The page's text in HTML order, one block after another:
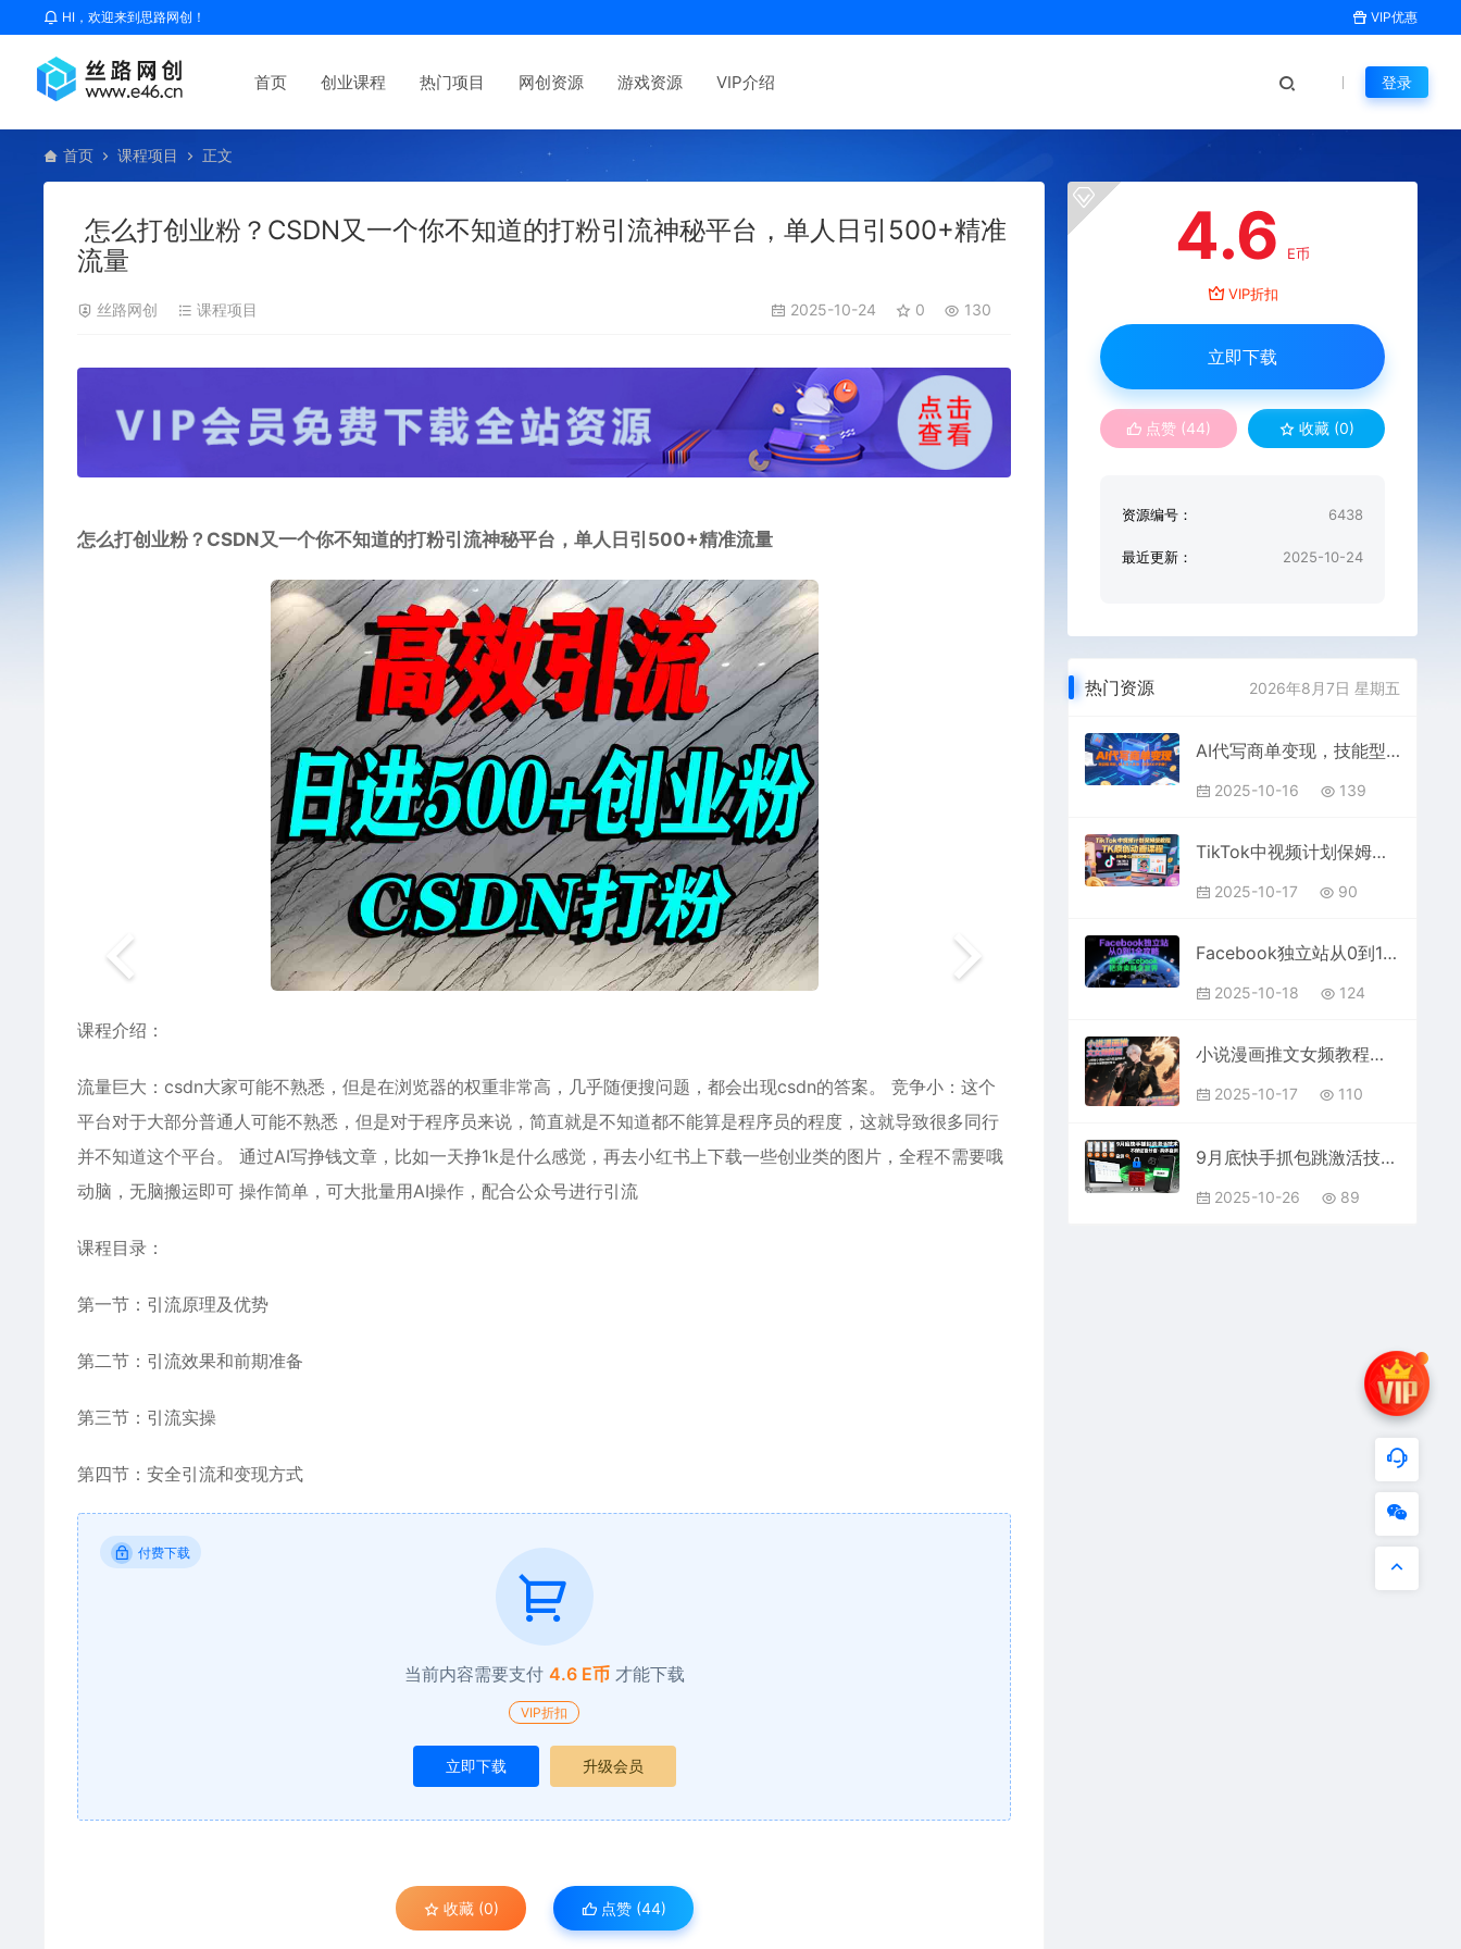
HI，欢迎来到思路网创！ VIP优惠
首页 创业课程 热门项目 网创资源 游戏资源 VIP介绍 登录
首页 课程项目 正文
怎么打创业粉？CSDN又一个你不知道的打粉引流神秘平台，单人日引500+精准
流量
丝路网创 课程项目 2025-10-24 0 130
怎么打创业粉？CSDN又一个你不知道的打粉引流神秘平台，单人日引500+精准流量
课程介绍：
流量巨大：csdn大家可能不熟悉，但是在浏览器的权重非常高，几乎随便搜问题，都会出现csdn的答案。 竞争小：这个
平台对于大部分普通人可能不熟悉，但是对于程序员来说，简直就是不知道都不能算是程序员的程度，这就导致很多同行
并不知道这个平台。 通过AI写挣钱文章，比如一天挣1k是什么感觉，再去小红书上下载一些创业类的图片，全程不需要哦
动脑，无脑搬运即可 操作简单，可大批量用AI操作，配合公众号进行引流
课程目录：
第一节：引流原理及优势
第二节：引流效果和前期准备
第三节：引流实操
第四节：安全引流和变现方式
付费下载
当前内容需要支付 4.6 E币 才能下载
VIP折扣
立即下载 升级会员
收藏 (0) 点赞 (44)
4.6 E币
VIP折扣
立即下载
点赞 (44) 收藏 (0)
资源编号： 6438
最近更新： 2025-10-24
热门资源 2026年8月7日 星期五
AI代写商单变现，技能型项目，单人日入多张 【项目SOP手册】
2025-10-16 139
TikTok中视频计划保姆级教程，TK原创动画课程，单账号月收益4k美刀
2025-10-17 90
Facebook独立站从0到1全攻略，通过FacebboK把货卖到全世界
2025-10-18 124
小说漫画推文女频教程，让所有小白从0成为行业内高手，简单暴力兼职轻松挣米
2025-10-17 110
9月底快手抓包跳激活技术，不保证百分百，具体自测
2025-10-26 89